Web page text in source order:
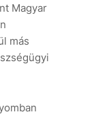
Magyar
más